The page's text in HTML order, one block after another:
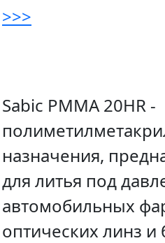
>>>
Sabic PMMA 20HR -
назначения,
для литья под
автомобильных
оптических линз